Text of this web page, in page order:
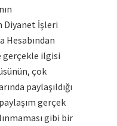
Diyanet İşleri
Hesabından
gerçekle ilgisi
çok
paylaşıldığı
gerçek
gibi bir